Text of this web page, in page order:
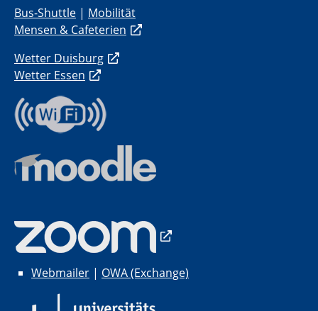
Bus-Shuttle | Mobilität
Mensen & Cafeterien
Wetter Duisburg
Wetter Essen
Webmailer | OWA (Exchange)